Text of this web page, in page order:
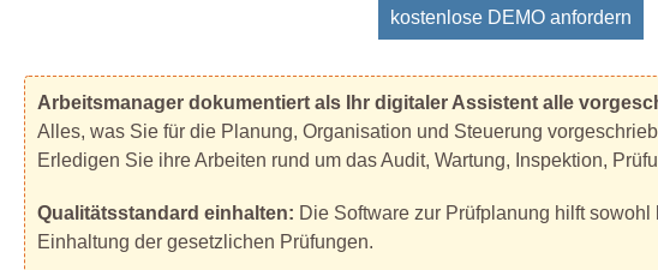
kostenlose DEMO anfordern
Arbeitsmanager dokumentiert als Ihr digitaler Assistent alle
Alles, was Sie für die Planung, Organisation und Steuerung
Erledigen Sie ihre Arbeiten rund um das Audit, Wartung, Inspektion,
Qualitätsstandard einhalten: Die Software zur Prüfplanung hilft
Einhaltung der gesetzlichen Prüfungen.